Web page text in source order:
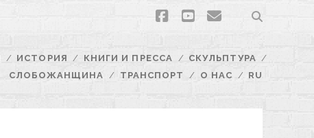
facebook
youtubeemail
ИСТОРИЯ КНИГИ И ПРЕССА
СКУЛЬПТУРА
СЛОБОЖАНЩИНА
ТРАНСПОРТ О НАС RU